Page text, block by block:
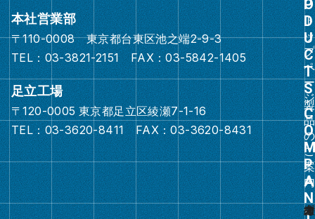
本社営業部
〒110-0008 東京都台東区池之端2-9-3
TEL：03-3821-2151 FAX：03-5842-1405
足立工場
〒120-0005 東京都足立区綾瀬7-1-16
TEL：03-3620-8411 FAX：03-3620-8431
ト
ッ
プ
ペ
ー
ジ
ー
プ
リ
ン
ク
グ
ル
ー
プ
リ
ン
製
品
の
ご
案
内
オ
白
ス
カ
オ
タ
そ
綴